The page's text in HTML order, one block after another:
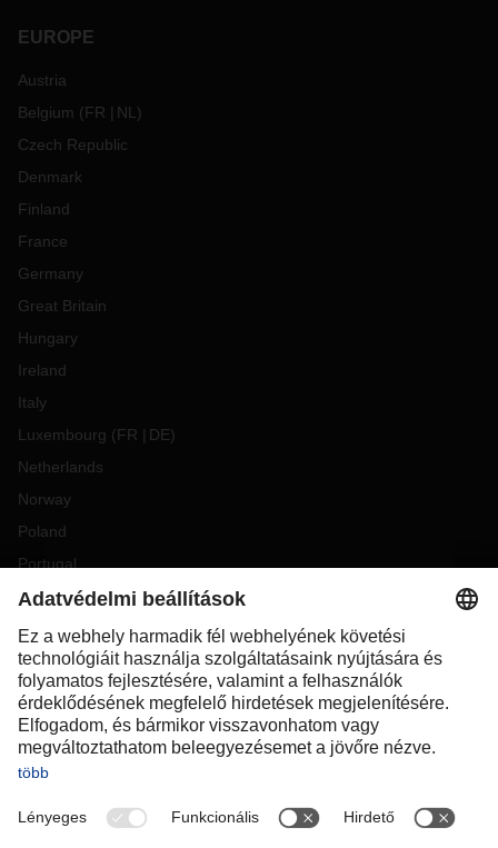
EUROPE
Austria
Belgium (FR NL )
Czech Republic
Denmark
Finland
France
Germany
Great Britain
Hungary
Ireland
Italy
Luxembourg (FR DE)
Netherlands
Norway
Poland
Portugal
Romania
Slovakia
Spain
Sweden
Switzerland( DE FR)
Turkey
OCEANIA